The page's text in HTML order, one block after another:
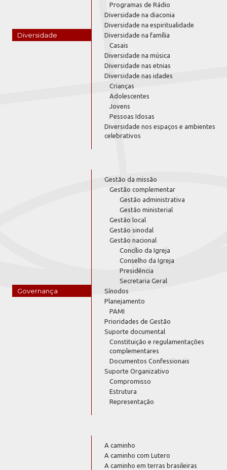
Diversidade
Programas de Rádio
Diversidade na diaconia
Diversidade na espiritualidade
Diversidade na família
Casais
Diversidade na música
Diversidade nas etnias
Diversidade nas idades
Crianças
Adolescentes
Jovens
Pessoas Idosas
Diversidade nos espaços e ambientes
celebrativos
Governança
Gestão da missão
Gestão complementar
Gestão administrativa
Gestão ministerial
Gestão local
Gestão sinodal
Gestão nacional
Concílio da Igreja
Conselho da Igreja
Presidência
Secretaria Geral
Sínodos
Planejamento
PAMI
Prioridades de Gestão
Suporte documental
Constituição e regulamentações
complementares
Documentos Confessionais
Suporte Organizativo
Compromisso
Estrutura
Representação
A caminho
A caminho com Lutero
A caminho em terras brasileiras